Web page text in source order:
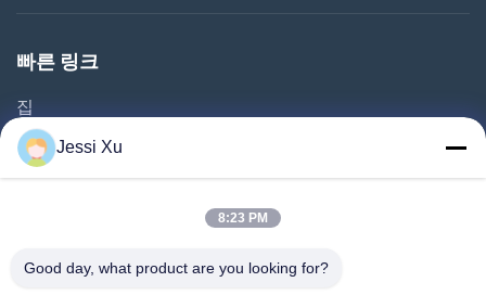
빠른 링크
집
제품 소개
동영상
공장 투어
Jessi Xu
8:23 PM
Good day, what product are you looking for?